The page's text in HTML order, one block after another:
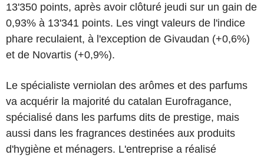
13'350 points, après avoir clôturé jeudi sur un gain de
0,93% à 13'341 points. Les vingt valeurs de l'indice
phare reculaient, à l'exception de Givaudan (+0,6%)
et de Novartis (+0,9%).
Le spécialiste verniolan des arômes et des parfums
va acquérir la majorité du catalan Eurofragance,
spécialisé dans les parfums dits de prestige, mais
aussi dans les fragrances destinées aux produits
d'hygiène et ménagers. L'entreprise a réalisé